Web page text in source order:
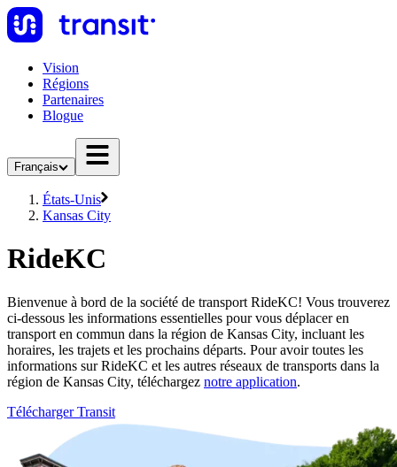
Vision
Régions
Partenaires
Blogue
Français
États-Unis
Kansas City
RideKC
Bienvenue à bord de la société de transport RideKC! Vous trouverez
ci-dessous les informations essentielles pour vous déplacer en
transport en commun dans la région de Kansas City, incluant les
horaires, les trajets et les prochains départs. Pour avoir toutes les
informations sur RideKC et les autres réseaux de transports dans la
région de Kansas City, téléchargez notre application.
Télécharger Transit